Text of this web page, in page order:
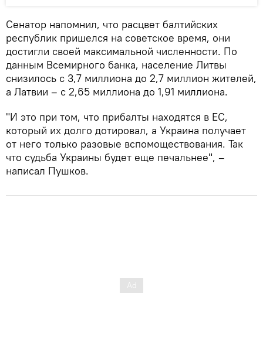
Сенатор напомнил, что расцвет балтийских
республик пришелся на советское время, они
достигли своей максимальной численности. По
данным Всемирного банка, население Литвы
снизилось с 3,7 миллиона до 2,7 миллион жителей,
а Латвии – с 2,65 миллиона до 1,91 миллиона.
"И это при том, что прибалты находятся в ЕС,
который их долго дотировал, а Украина получает
от него только разовые вспомоществования. Так
что судьба Украины будет еще печальнее", –
написал Пушков.